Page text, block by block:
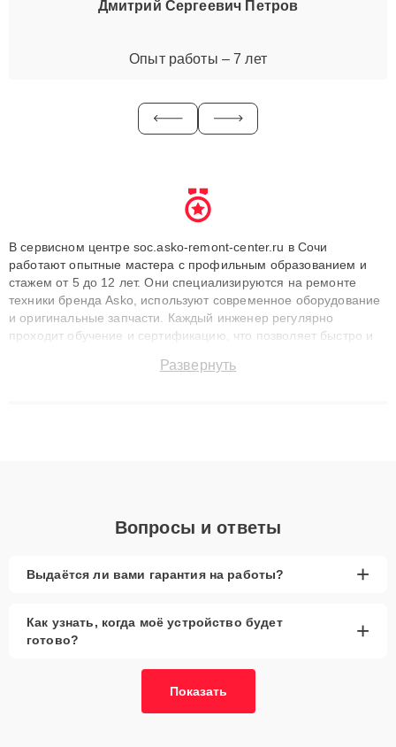
Дмитрий Сергеевич Петров
Опыт работы – 7 лет
В сервисном центре soc.asko-remont-center.ru в Сочи
работают опытные мастера с профильным образованием и
стажем от 5 до 12 лет. Они специализируются на ремонте
техники бренда Asko, используют современное оборудование
и оригинальные запчасти. Каждый инженер регулярно
проходит обучение и сертификацию, что позволяет быстро и
сохранением гарантии до 3 лет. Наши мастера решают
Развернуть
Вопросы и ответы
Выдаётся ли вами гарантия на работы? +
Как узнать, когда моё устройство будет
готово?
+
Показать